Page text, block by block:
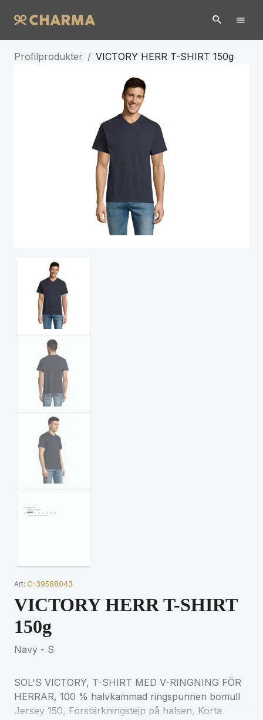
Profilprodukter / VICTORY HERR T-SHIRT 150g
Art: C-39588043
VICTORY HERR T-SHIRT
150g
Navy - S
SOL'S VICTORY, T-SHIRT MED V-RINGNING FÖR
HERRAR, 100 % halvkammad ringspunnen bomull
Jersey 150, Förstärkningstejp på halsen, Korta